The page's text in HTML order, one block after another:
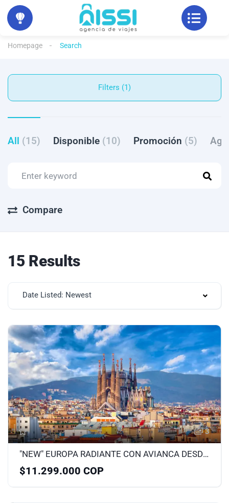
Homepage Search
Filters (1)
All (15) Disponible (10) Promoción (5)
Compare
15 Results
Date Listed: Newest
3
"NEW" EUROPA RADIANTE CON AVIANCA DESDE MEDELLÍN MARZO A JULIO 2027
$11.299.000 COP